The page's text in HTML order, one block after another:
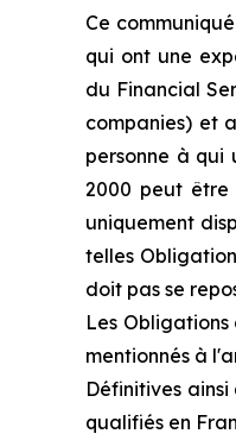
Ce
qui ont une
du Financial
companies) et
personne à qui
2000 peut être
uniquement
telles
doit pas se
Les
mentionnés à
Définitives
qualifiés en